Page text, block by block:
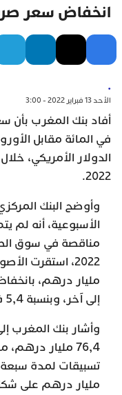
انخفاض ​​سعر
.
الأحد 13 فبراير 2022 - 3:00
2022.
وأوضح البنك
الأسبوعية، أنه لم
إلى آخر، وبنسبة 5,4 في المائة على أساس سنوي.
وأشار بنك المغرب